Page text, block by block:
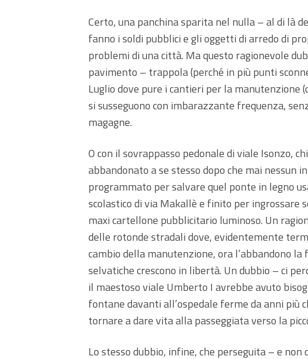
Certo, una panchina sparita nel nulla – al di là
fanno i soldi pubblici e gli oggetti di arredo di
problemi di una città. Ma questo ragionevole
pavimento – trappola (perché in più punti
Luglio dove pure i cantieri per la manutenzione
si susseguono con imbarazzante frequenza,
magagne.
O con il sovrappasso pedonale di viale Isonzo,
abbandonato a se stesso dopo che mai nessun
programmato per salvare quel ponte in legno
scolastico di via Makallè e finito per ingrossare
maxi cartellone pubblicitario luminoso. Un
delle rotonde stradali dove, evidentemente
cambio della manutenzione, ora l’abbandono
selvatiche crescono in libertà. Un dubbio – ci
il maestoso viale Umberto I avrebbe avuto
fontane davanti all’ospedale ferme da anni più
tornare a dare vita alla passeggiata verso la
Lo stesso dubbio, infine, che perseguita – e non